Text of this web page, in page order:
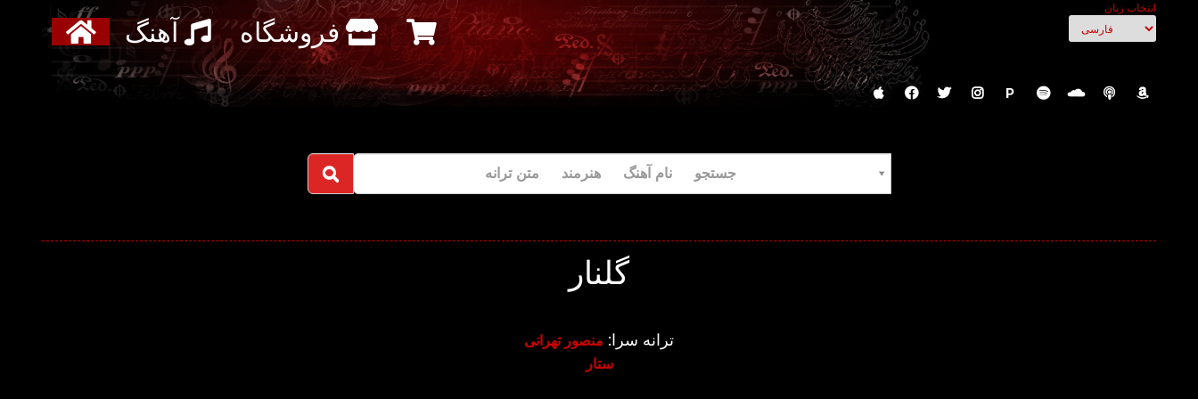
انتخاب زبان
آهنگ فروشگاه
P
جستجو نام آهنگ هنرمند متن ترانه
گلنار
ترانه سرا: منصور تهرانی
ستار